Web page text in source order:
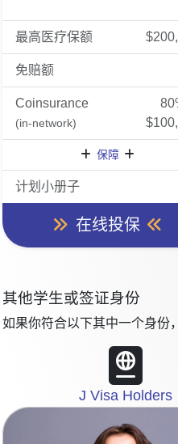
最高医疗保额
免赔额
Coinsurance
(in-network)
保障
计划小册子
在线投保
其他学生或签证身份
如果你符合以下其中一个身份
J Visa Holders